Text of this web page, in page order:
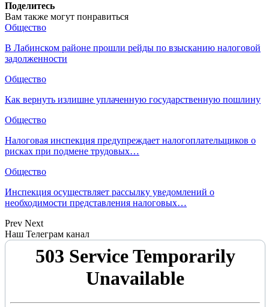
Поделитесь
Вам также могут понравиться
Общество
В Лабинском районе прошли рейды по взысканию налоговой
задолженности
Общество
Как вернуть излишне уплаченную государственную пошлину
Общество
Налоговая инспекция предупреждает налогоплательщиков о
рисках при подмене трудовых…
Общество
Инспекция осуществляет рассылку уведомлений о
необходимости представления налоговых…
Prev Next
Наш Телеграм канал